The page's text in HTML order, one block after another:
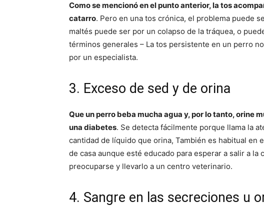
Como se mencionó en el punto anterior, la tos
catarro. Pero en una tos crónica, el problema puede
maltés puede ser por un colapso de la tráquea, o
términos generales – La tos persistente en un perro
por un especialista.
3. Exceso de sed y de orina
Que un perro beba mucha agua y, por lo tanto, orine
una diabetes. Se detecta fácilmente porque llama la
cantidad de líquido que orina, También es habitual en
de casa aunque esté educado para esperar a salir a
preocuparse y llevarlo a un centro veterinario.
4. Sangre en las secreciones u